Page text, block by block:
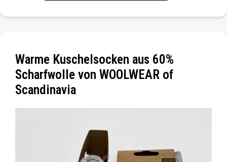
Warme Kuschelsocken aus 60%
Scharfwolle von WOOLWEAR of
Scandinavia